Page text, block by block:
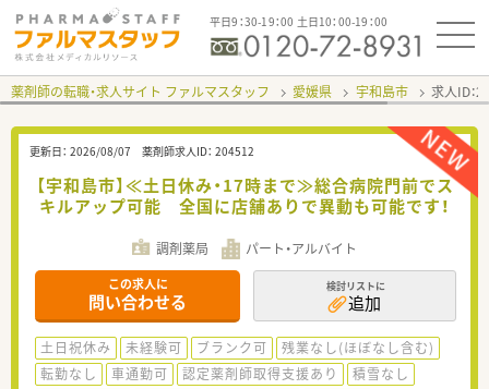
平日9：30-19：00 土日10：00-19：00
薬剤師の転職・求人サイト ファルマスタッフ 愛媛県 宇和島市 求人ID：
更新日： 2026/08/07 薬剤師求人ID： 204512
【宇和島市】≪土日休み・17時まで≫総合病院門前でス
キルアップ可能 全国に店舗ありで異動も可能です！
調剤薬局 パート・アルバイト
この求人に
問い合わせる
検討リストに
追加
土日祝休み 未経験可 ブランク可
残業なし(ほぼなし含む)
転勤なし
車通勤可 認定薬剤師取得支援あり
積雪なし